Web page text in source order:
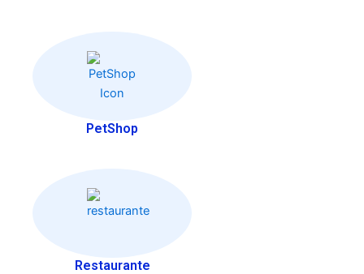
PetShop
Restaurante